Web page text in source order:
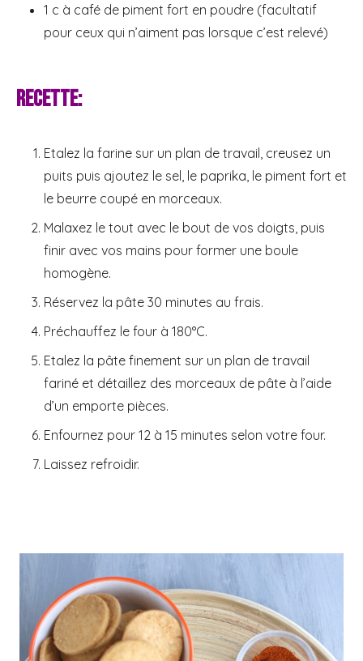
1 c à café de piment fort en poudre (facultatif
pour ceux qui n’aiment pas lorsque c’est relevé)
Recette:
Etalez la farine sur un plan de travail, creusez un
puits puis ajoutez le sel, le paprika, le piment fort et
le beurre coupé en morceaux.
Malaxez le tout avec le bout de vos doigts, puis
finir avec vos mains pour former une boule
homogène.
Réservez la pâte 30 minutes au frais.
Préchauffez le four à 180°C.
Etalez la pâte finement sur un plan de travail
fariné et détaillez des morceaux de pâte à l’aide
d’un emporte pièces.
Enfournez pour 12 à 15 minutes selon votre four.
Laissez refroidir.